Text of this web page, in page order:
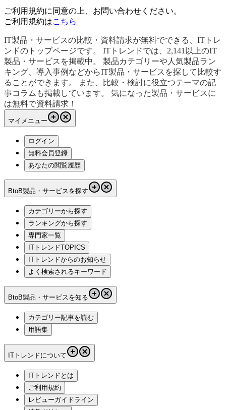
ご利用規約に同意の上、お問い合わせください。
ご利用規約はこちら
IT製品・サービスの比較・資料請求が無料でできる、ITトレ
ンドのトップページです。 ITトレンドでは、2,141以上のIT
製品・サービスを掲載中。 製品カテゴリーや人気製品ラン
キング、導入事例などからIT製品・サービスを探して比較す
ることができます。 また、比較・検討に役立つテーマの記
事コラムも掲載しています。 気になった製品・サービスに
は無料で資料請求！
マイメニュー
ログイン
無料会員登録
あなたの閲覧履歴
BtoB製品・サービスを探す
カテゴリーから探す
ランキングから探す
専門家一覧
ITトレンドTOPICS
ITトレンドからのお知らせ
よく検索されるキーワード
BtoB製品・サービスを知る
カテゴリー記事を読む
用語集
ITトレンドについて
ITトレンドとは
ご利用規約
レビューガイドライン